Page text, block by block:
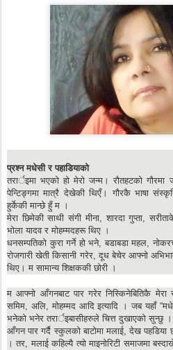
प्रश्न मधेसी र पहाडियाको
तरार्इमा भएको हो मेरो जन्म। रौतहटको
पेन्टिङ्गमा मात्रै देखेकी थिएँ। गौरकै भाषा
हुर्केकी मान्छे हुँ म ।
मेरा छिमेकी साथी संगी मीना, शारदा गुप्ता,
भोला यादव र मोहम्मदहरू थिए ।
धनसम्पतिको कुरा गर्ने हो भने, बडाबडा महल,
रोजगारी खेती किसानी गरेर, दूध बेचेर आफ्नो
थिए। म सामान्य शिक्षककी छोरी ।
म आफ्नो आँगनबाट पार गरेर निस्किनेबितिकै
समिम, अलि, मोहम्मद आदि इत्यादि । जब यहाँ
भनेको भनेर तरार्इबासीहरुले चित्त दुखाएको सुन्छु
आँगन पार गर्दै स्कुलको बाटोमा मलाई, देख
। तर, मलाई कहिल्यै त्यो माइनोरिटी समाजमा